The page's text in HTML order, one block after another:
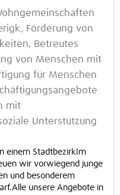
Förderung von
Betreutes
von Menschen mit
für Menschen
mit
Unterstützung
einem StadtbezirkIm
wir vorwiegend junge
und besonderem
unsere Angebote in